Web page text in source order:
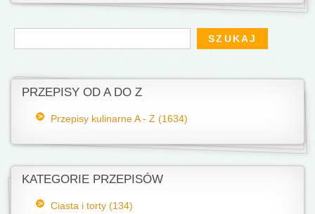
Formularz wyszukiwania
Szukaj
PRZEPISY OD A DO Z
Przepisy kulinarne A - Z (1634)
KATEGORIE PRZEPISÓW
Ciasta i torty (134)